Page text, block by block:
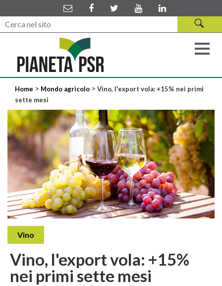
Home > Mondo agricolo > Vino, l'export vola: +15% nei primi
sette mesi
Vino
Vino, l'export vola: +15%
nei primi sette mesi